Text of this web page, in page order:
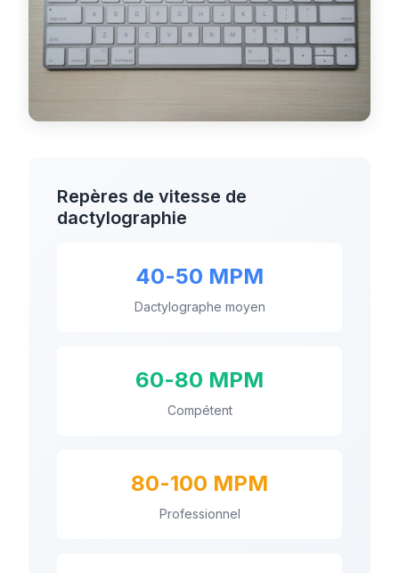
Repères de vitesse de
dactylographie
40-50 MPM
Dactylographe moyen
60-80 MPM
Compétent
80-100 MPM
Professionnel